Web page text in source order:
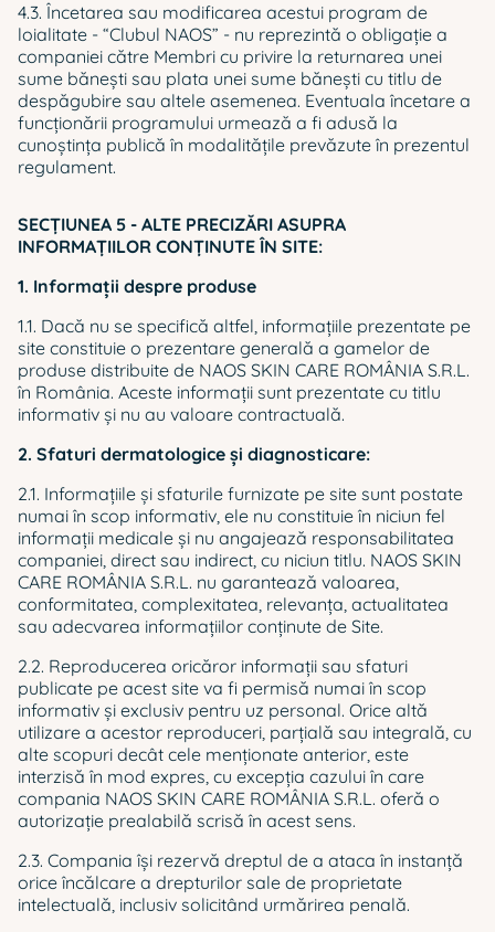
4.3. Încetarea sau modificarea acestui program de
loialitate - “Clubul NAOS” - nu reprezintă o obligaţie a
companiei către Membri cu privire la returnarea unei
sume băneşti sau plata unei sume băneşti cu titlu de
despăgubire sau altele asemenea. Eventuala încetare a
funcţionării programului urmează a fi adusă la
cunoştinţa publică în modalităţile prevăzute în prezentul
regulament.
SECŢIUNEA 5 - ALTE PRECIZĂRI ASUPRA
INFORMAŢIILOR CONŢINUTE ÎN SITE:
1. Informaţii despre produse
1.1. Dacă nu se specifică altfel, informaţiile prezentate pe
site constituie o prezentare generală a gamelor de
produse distribuite de NAOS SKIN CARE ROMÂNIA S.R.L.
în România. Aceste informații sunt prezentate cu titlu
informativ și nu au valoare contractuală.
2. Sfaturi dermatologice şi diagnosticare:
2.1. Informațiile și sfaturile furnizate pe site sunt postate
numai în scop informativ, ele nu constituie în niciun fel
informații medicale şi nu angajează responsabilitatea
companiei, direct sau indirect, cu niciun titlu. NAOS SKIN
CARE ROMÂNIA S.R.L. nu garantează valoarea,
conformitatea, complexitatea, relevanța, actualitatea
sau adecvarea informațiilor conținute de Site.
2.2. Reproducerea oricăror informaţii sau sfaturi
publicate pe acest site va fi permisă numai în scop
informativ şi exclusiv pentru uz personal. Orice altă
utilizare a acestor reproduceri, parţială sau integrală, cu
alte scopuri decât cele menţionate anterior, este
interzisă în mod expres, cu excepţia cazului în care
compania NAOS SKIN CARE ROMÂNIA S.R.L. oferă o
autorizaţie prealabilă scrisă în acest sens.
2.3. Compania îşi rezervă dreptul de a ataca în instanţă
orice încălcare a drepturilor sale de proprietate
intelectuală, inclusiv solicitând urmărirea penală.